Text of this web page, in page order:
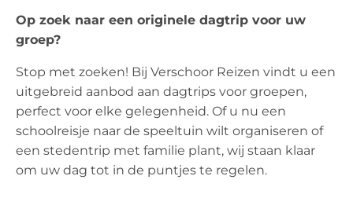
Op zoek naar een originele dagtrip voor uw
groep?
Stop met zoeken! Bij Verschoor Reizen vindt u een
uitgebreid aanbod aan dagtrips voor groepen,
perfect voor elke gelegenheid. Of u nu een
schoolreisje naar de speeltuin wilt organiseren of
een stedentrip met familie plant, wij staan klaar
om uw dag tot in de puntjes te regelen.